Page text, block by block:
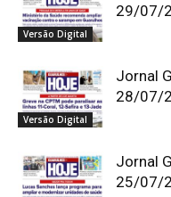
Versão Digital
29/07/
Versão Digital
Jornal
28/07/
Jornal
25/07/